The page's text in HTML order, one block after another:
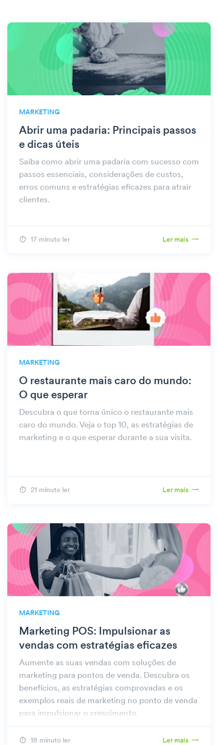
MARKETING
Abrir uma padaria: Principais passos
e dicas úteis
Saiba como abrir uma padaria com sucesso com
passos essenciais, considerações de custos,
erros comuns e estratégias eficazes para atrair
clientes.
17 minuto ler Ler mais
MARKETING
O restaurante mais caro do mundo:
O que esperar
Descubra o que torna único o restaurante mais
caro do mundo. Veja o top 10, as estratégias de
marketing e o que esperar durante a sua visita.
21 minuto ler Ler mais
MARKETING
Marketing POS: Impulsionar as
vendas com estratégias eficazes
Aumente as suas vendas com soluções de
marketing para pontos de venda. Descubra os
benefícios, as estratégias comprovadas e os
exemplos reais de marketing no ponto de venda
para impulsionar o crescimento.
18 minuto ler Ler mais